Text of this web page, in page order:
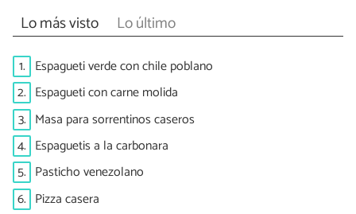
Lo más visto Lo último
1. Espagueti verde con chile poblano
2. Espagueti con carne molida
3. Masa para sorrentinos caseros
4. Espaguetis a la carbonara
5. Pasticho venezolano
6. Pizza casera